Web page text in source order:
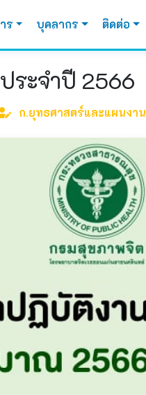
ร บุคลากร ติดต่อ
ระจำปี 2566
ก.ยุทธศาสตร์และแผนงาน